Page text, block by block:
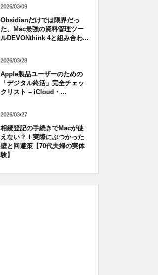
2026/03/09
Obsidianだけでは限界だっ
た、Mac最強の資料管理ツー
ルDEVONthink 4と組み合わ...
2026/03/28
Apple製品ユーザーのための
「デジタル終活」完全チェッ
クリスト – iCloud・...
2026/03/27
相続登記の手続きでMacが使
えない？！実際にぶつかった
壁と回避策【70代夫婦の実体
験】